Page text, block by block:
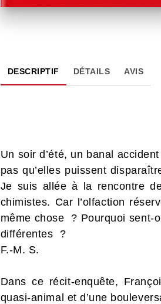
DESCRIPTIF DÉTAILS AVIS
Un soir d’été, un banal
pas qu’elles puissent
Je suis allée à la rencontre
chimistes. Car l’olfaction
même chose ? Pourquoi sent-
différentes ?
F.-M. S.
Dans ce récit-enquête,
quasi-animal et d’une